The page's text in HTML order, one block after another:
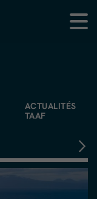
ACTUALITÉS
TAAF